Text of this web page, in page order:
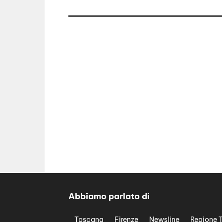
Abbiamo parlato di
Toscana Firenze Newsline Regione